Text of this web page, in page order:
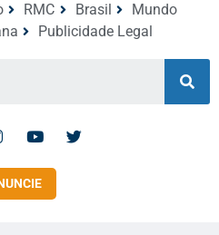
RMC Brasil
Mundo
Publicidade Legal